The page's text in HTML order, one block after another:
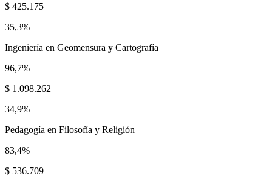
$ 425.175
35,3%
Ingeniería en Geomensura y Cartografía
96,7%
$ 1.098.262
34,9%
Pedagogía en Filosofía y Religión
83,4%
$ 536.709